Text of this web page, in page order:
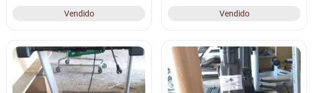
Vendido Vendido